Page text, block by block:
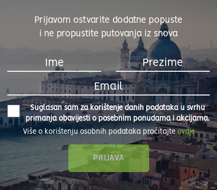
Prijavom ostvarite dodatne popuste
i ne propustite putovanja iz snova
Suglasan sam za korištenje danih podataka u svrhu
primanja obavijesti o posebnim ponudama i akcijama.
Više o korištenju osobnih podataka pročitajteovdje